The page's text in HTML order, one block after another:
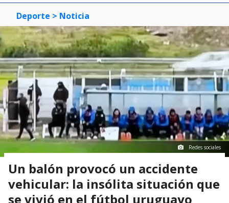
Deporte > Noticia
Redes sociales
Un balón provocó un accidente
vehicular: la insólita situación que
se vivió en el fútbol uruguayo